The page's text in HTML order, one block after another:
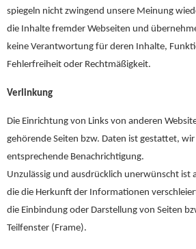
spiegeln nicht zwingend unsere Meinung
die Inhalte fremder Webseiten und
keine Verantwortung für deren Inhalte,
Fehlerfreiheit oder Rechtmäßigkeit.
Verlinkung
Die Einrichtung von Links von anderen
gehörende Seiten bzw. Daten ist gestattet,
entsprechende Benachrichtigung.
Unzulässig und ausdrücklich unerwünscht ist
die die Herkunft der Informationen
die Einbindung oder Darstellung von Seiten
Teilfenster (Frame).